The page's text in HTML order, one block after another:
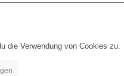
die Verwendung von Cookies zu.